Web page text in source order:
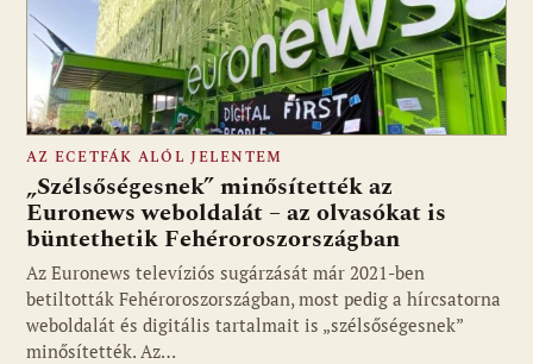
Fotó: media1.hu
AZ ECETFÁK ALÓL JELENTEM
„Szélsőségesnek” minősítették az
Euronews weboldalát – az olvasókat is
büntethetik Fehéroroszországban
Az Euronews televíziós sugárzását már 2021-ben
betiltották Fehéroroszországban, most pedig a hírcsatorna
weboldalát és digitális tartalmait is „szélsőségesnek”
minősítették. Az…